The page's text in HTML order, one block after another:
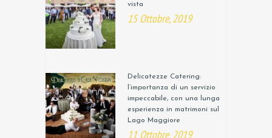
vista
15 Ottobre, 2019
Delicatezze Catering:
l’importanza di un servizio
impeccabile, con una lunga
esperienza in matrimoni sul
Lago Maggiore
11 Ottobre, 2019